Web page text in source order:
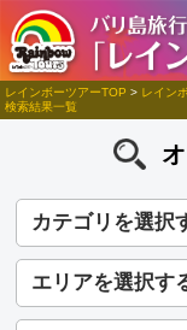
レインボーツアーTOP > レイン
検索結果一覧
カテゴリを選択
エリアを選択す